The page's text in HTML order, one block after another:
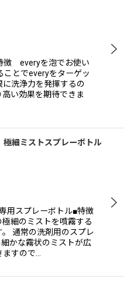
徴 everyを泡でお使い
ことでeveryをターゲッ
に洗浄力を発揮するの
い効果を期待できま
細ミストスプレーボトル
用スプレーボトル■特徴
細のミストを噴霧する
通常の洗剤用のスプレ
かな霧状のミストが広
すので…